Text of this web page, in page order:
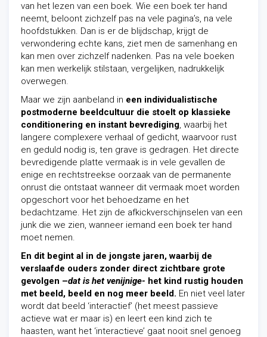
van het lezen van een boek. Wie een boek ter hand
neemt, beloont zichzelf pas na vele pagina’s, na vele
hoofdstukken. Dan is er de blijdschap, krijgt de
verwondering echte kans, ziet men de samenhang en
kan men over zichzelf nadenken. Pas na vele boeken
kan men werkelijk stilstaan, vergelijken, nadrukkelijk
overwegen.
Maar we zijn aanbeland in een individualistische
postmoderne beeldcultuur die stoelt op klassieke
conditionering en instant bevrediging, waarbij het
langere complexere verhaal of gedicht, waarvoor rust
en geduld nodig is, ten grave is gedragen. Het directe
bevredigende platte vermaak is in vele gevallen de
enige en rechtstreekse oorzaak van de permanente
onrust die ontstaat wanneer dit vermaak moet worden
opgeschort voor het behoedzame en het
bedachtzame. Het zijn de afkickverschijnselen van een
junk die we zien, wanneer iemand een boek ter hand
moet nemen.
En dit begint al in de jongste jaren, waarbij de
verslaafde ouders zonder direct zichtbare grote
gevolgen –datis het venijnige- het kind rustig houden
met beeld, beeld en nog meer beeld. En niet veel later
wordt dat beeld ‘interactief’ (het meest passieve
actieve wat er maar is) en leert een kind zich te
haasten, want het ‘interactieve’ gaat nooit snel genoeg